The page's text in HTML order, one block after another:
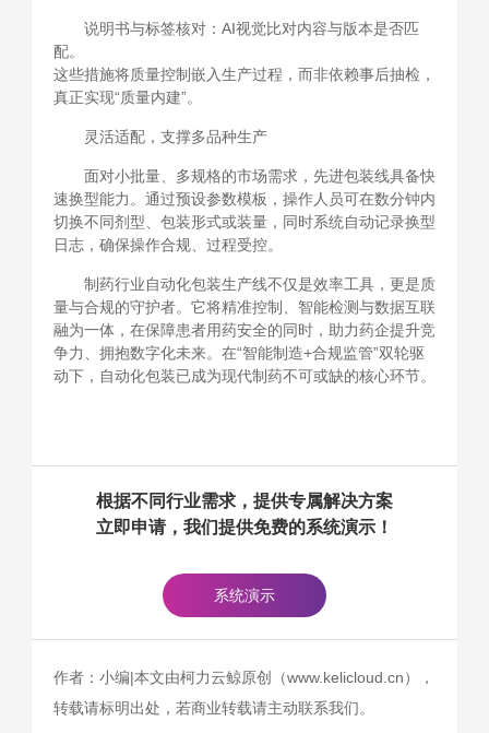
说明书与标签核对：AI视觉比对内容与版本是否匹
配。
这些措施将质量控制嵌入生产过程，而非依赖事后抽检，
真正实现“质量内建”。
灵活适配，支撑多品种生产
面对小批量、多规格的市场需求，先进包装线具备快
速换型能力。通过预设参数模板，操作人员可在数分钟内
切换不同剂型、包装形式或装量，同时系统自动记录换型
日志，确保操作合规、过程受控。
制药行业自动化包装生产线不仅是效率工具，更是质
量与合规的守护者。它将精准控制、智能检测与数据互联
融为一体，在保障患者用药安全的同时，助力药企提升竞
争力、拥抱数字化未来。在“智能制造+合规监管”双轮驱
动下，自动化包装已成为现代制药不可或缺的核心环节。
根据不同行业需求，提供专属解决方案
立即申请，我们提供免费的系统演示！
系统演示
作者：小编|本文由柯力云鲸原创（www.kelicloud.cn），
转载请标明出处，若商业转载请主动联系我们。